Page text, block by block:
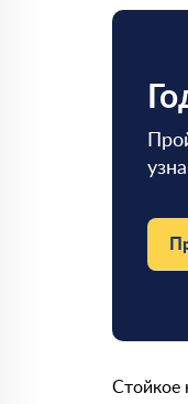
Стойкое